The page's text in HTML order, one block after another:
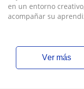
en un entorno
acompañar su
ver más